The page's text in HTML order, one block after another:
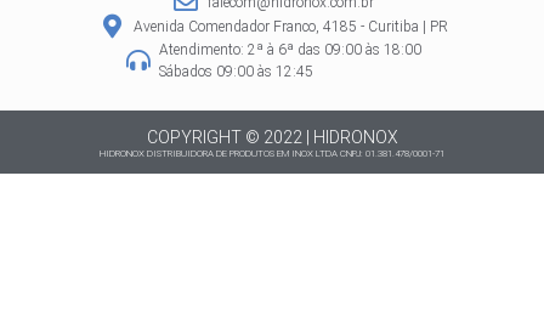
e
b
o
o
k
t
a
g
r
a
t
e
r
e
s
t
a
p
p
Avenida Comendador Franco, 4185 - Curitiba | PR
Atendimento: 2ª à 6ª das 09:00 às 18:00
Sábados 09:00 às 12:45
COPYRIGHT © 2022 | HIDRONOX
HIDRONOX DISTRIBUIDORA DE PRODUTOS EM INOX LTDA CNPJ: 01.381.478/0001-71